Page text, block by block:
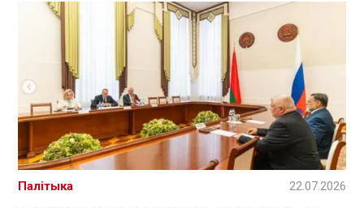
Палітыка 22.07.2026